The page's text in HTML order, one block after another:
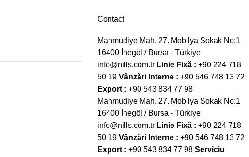
Contact
Mahmudiye Mah. 27. Mobilya Sokak No:1
16400 İnegöl / Bursa - Türkiye
info@nills.com.tr Linie Fixă : +90 224 718
50 19 Vânzări Interne : +90 546 748 13 72
Export : +90 543 834 77 98
Mahmudiye Mah. 27. Mobilya Sokak No:1
16400 İnegöl / Bursa - Türkiye
info@nills.com.tr Linie Fixă : +90 224 718
50 19 Vânzări Interne : +90 546 748 13 72
Export : +90 543 834 77 98 Serviciu